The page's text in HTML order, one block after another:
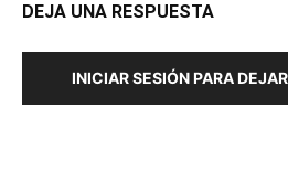
DEJA UNA RESPUESTA
INICIAR SESIÓN PARA